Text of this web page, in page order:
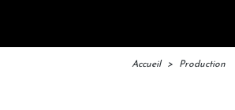
Accueil > Production